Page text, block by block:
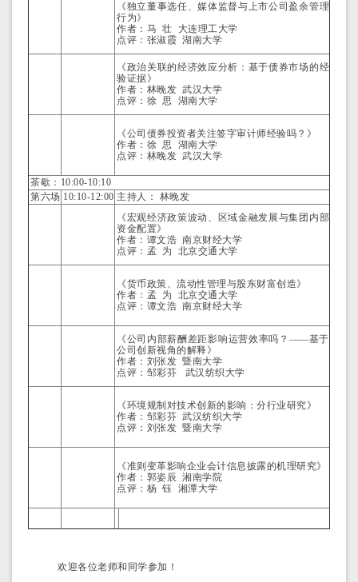
《独立董事选任、媒体监督与上市公司盈余管理
行为》
作者：马 壮 大连理工大学
点评：张淑霞 湖南大学
《政治关联的经济效应分析：基于债券市场的经
验证据》
作者：林晚发 武汉大学
点评：徐 思 湖南大学
《公司债券投资者关注签字审计师经验吗？》
作者：徐 思 湖南大学
点评：林晚发 武汉大学
茶歇：10:00-10:10
第六场 10:10-12:00 主持人： 林晚发
《宏观经济政策波动、区域金融发展与集团内部
资金配置》
作者：谭文浩 南京财经大学
点评：孟 为 北京交通大学
《货币政策、流动性管理与股东财富创造》
作者：孟 为 北京交通大学
点评：谭文浩 南京财经大学
《公司内部薪酬差距影响运营效率吗？——基于
公司创新视角的解释》
作者：刘张发 暨南大学
点评：邹彩芬 武汉纺织大学
《环境规制对技术创新的影响：分行业研究》
作者：邹彩芬 武汉纺织大学
点评：刘张发 暨南大学
《准则变革影响企业会计信息披露的机理研究》
作者：郭姿辰 湘南学院
点评：杨 钰 湘潭大学
欢迎各位老师和同学参加！